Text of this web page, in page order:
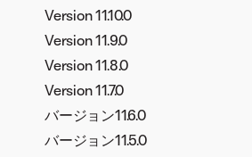
Version 11.10.0
Version 11.9.0
Version 11.8.0
Version 11.7.0
バージョン11.6.0
バージョン11.5.0